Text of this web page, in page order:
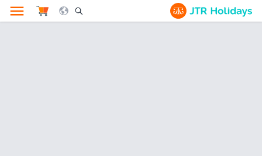
Search Opener Icon